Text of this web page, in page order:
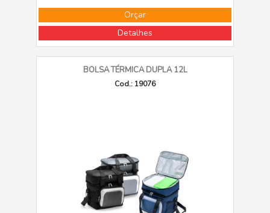
Orçar
Detalhes
BOLSA TÉRMICA DUPLA 12L
Cod.: 19076